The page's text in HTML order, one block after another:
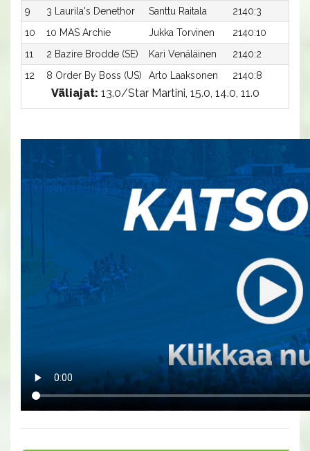
9
3 Laurila's Denethor Santtu Raitala 2140:3
10
10 MAS Archie Jukka Torvinen 2140:10
11
2 Bazire Brodde (SE) Kari Venäläinen 2140:2
12
8 Order By Boss (US) Arto Laaksonen 2140:8
Väliajat: 13.0/Star Martini, 15.0, 14.0, 11.0